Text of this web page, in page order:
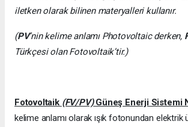
iletken olarak bilinen materyalleri kullanır.
(PV’nin kelime anlamı Photovoltaic derken,
Türkçesi olan Fotovoltaik’tir.)
Fotovoltaik (FV/PV)Güneş Enerji Sistemi
kelime anlamı olarak ışık fotonundan elektrik